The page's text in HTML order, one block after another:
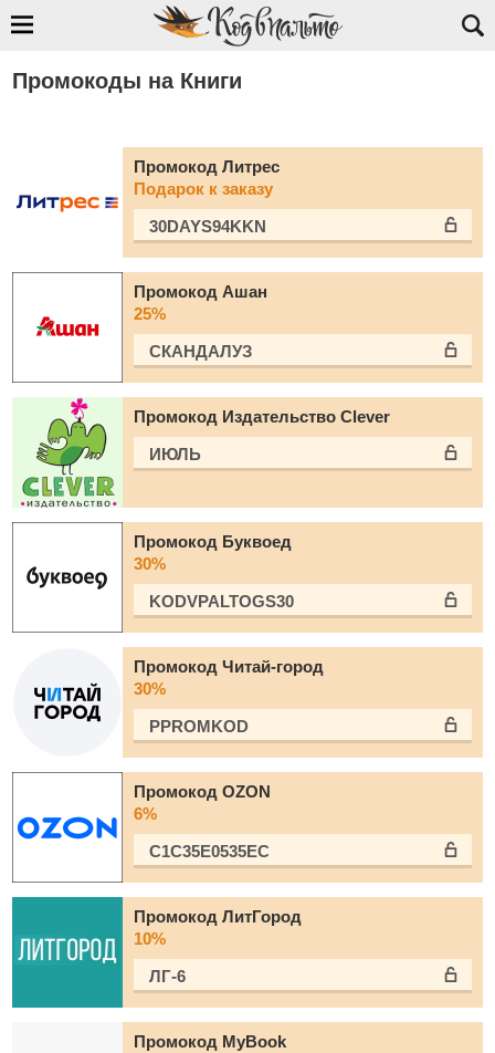
Промокоды на Книги
Промокод Литрес
Подарок к заказу
30DAYS94KKN
Промокод Ашан
25%
СКАНДАЛУЗ
Промокод Издательство Clever
ИЮЛЬ
Промокод Буквоед
30%
KODVPALTOGS30
Промокод Читай-город
30%
PPROMKOD
Промокод OZON
6%
C1C35E0535EC
Промокод ЛитГород
10%
ЛГ-6
Промокод MyBook